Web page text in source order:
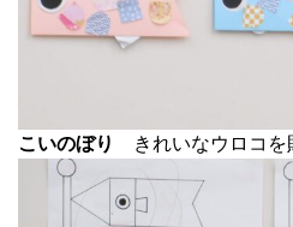
こいのぼり きれいなウロコを